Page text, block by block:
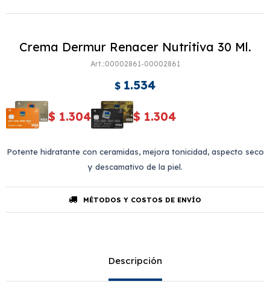
Crema Dermur Renacer Nutritiva 30 Ml.
00002861-00002861
$ 1.534
$ 1.304 $ 1.304
Potente hidratante con ceramidas, mejora tonicidad, aspecto seco
y descamativo de la piel.
MÉTODOS Y COSTOS DE ENVÍO
Descripción